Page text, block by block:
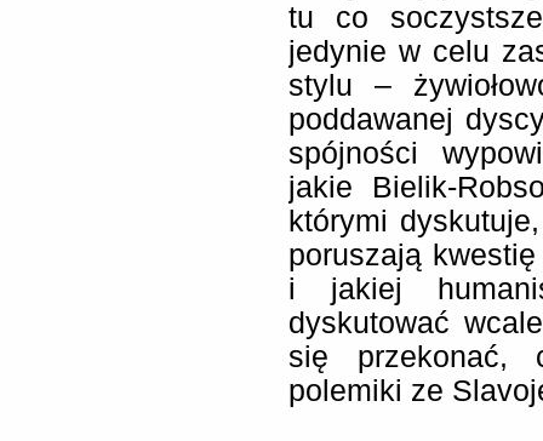
tu co
jedynie w celu
stylu –
poddawanej
spójności
jakie Bielik-
którymi
poruszają
i jakiej
dyskutować
się przekonać,
polemiki ze